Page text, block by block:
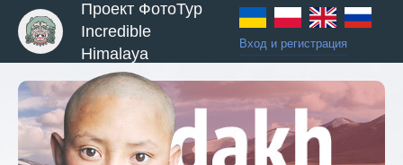
Проект ФотоТур
Incredible
Himalaya
Вход и регистрация